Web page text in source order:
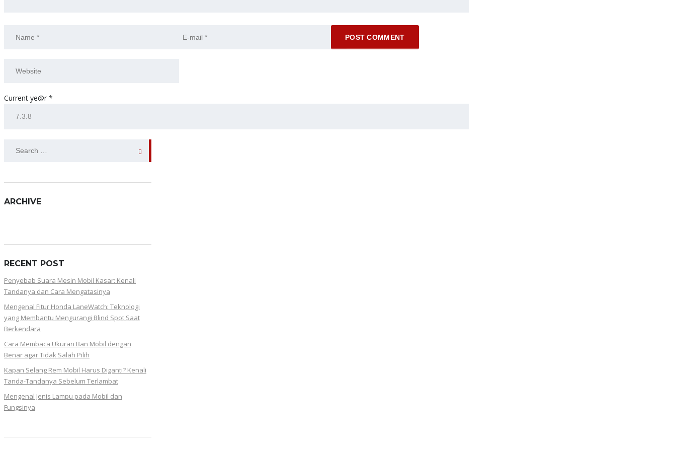
Current ye@r *
SEARCH
ARCHIVE
RECENT POST
Penyebab Suara Mesin Mobil Kasar: Kenali
Tandanya dan Cara Mengatasinya
Mengenal Fitur Honda LaneWatch: Teknologi
yang Membantu Mengurangi Blind Spot Saat
Berkendara
Cara Membaca Ukuran Ban Mobil dengan
Benar agar Tidak Salah Pilih
Kapan Selang Rem Mobil Harus Diganti? Kenali
Tanda-Tandanya Sebelum Terlambat
Mengenal Jenis Lampu pada Mobil dan
Fungsinya